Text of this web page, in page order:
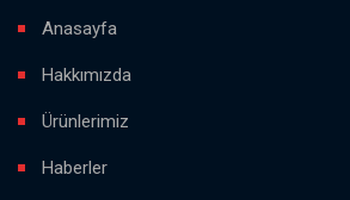
Anasayfa
Hakkımızda
Ürünlerimiz
Haberler